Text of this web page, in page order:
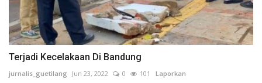
Terjadi Kecelakaan Di Bandung
jurnalis_guetilang Jun 23, 2022 0 101 Laporkan